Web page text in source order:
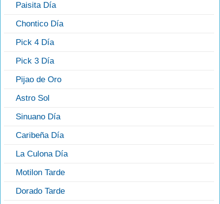
Paisita Día
Chontico Día
Pick 4 Día
Pick 3 Día
Pijao de Oro
Astro Sol
Sinuano Día
Caribeña Día
La Culona Día
Motilon Tarde
Dorado Tarde